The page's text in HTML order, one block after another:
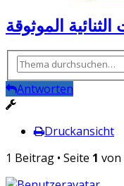
الموثوقة
Antworten
Druckansicht
1 Beitrag • Seite 1 von